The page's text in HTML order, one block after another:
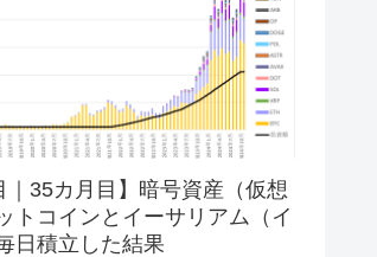
｜35カ月目】暗号資産（仮想
トコインとイーサリアム（イ
日積立した結果